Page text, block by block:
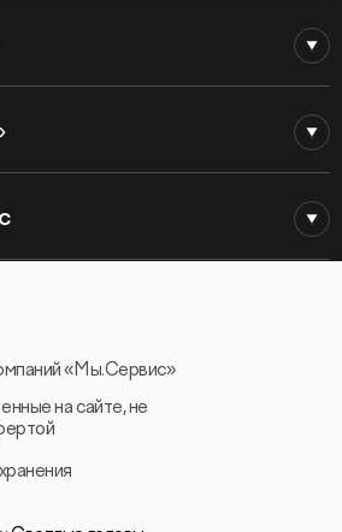
«Мы.Сервис»
на сайте, не